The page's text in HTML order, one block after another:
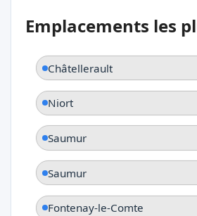
Emplacements les
Châtellerault
Niort
Saumur
Saumur
Fontenay-le-Comte